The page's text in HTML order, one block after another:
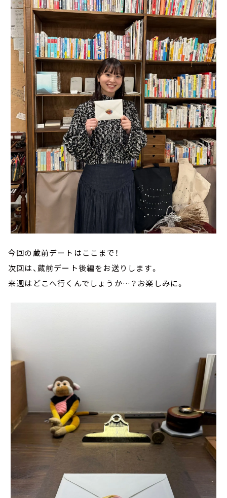
今回の蔵前デートはここまで！
次回は、蔵前デート後編をお送りします。
来週はどこへ行くんでしょうか…？お楽しみに。